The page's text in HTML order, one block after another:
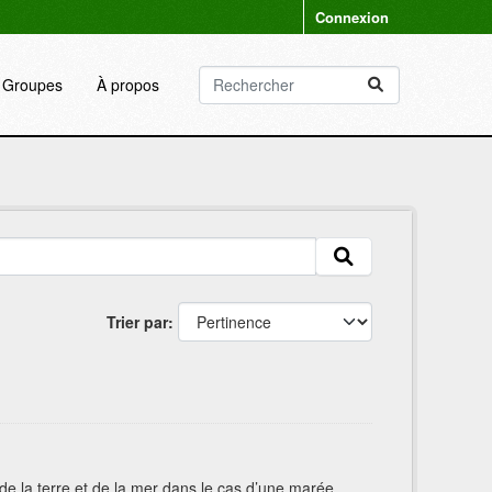
Connexion
Groupes À propos
Trier par
la terre et de la mer dans le cas d’une marée